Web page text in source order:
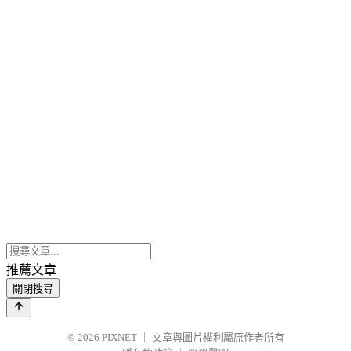
推薦文章
關閉搜尋
© 2026 PIXNET
文章與圖片權利屬原作者所有